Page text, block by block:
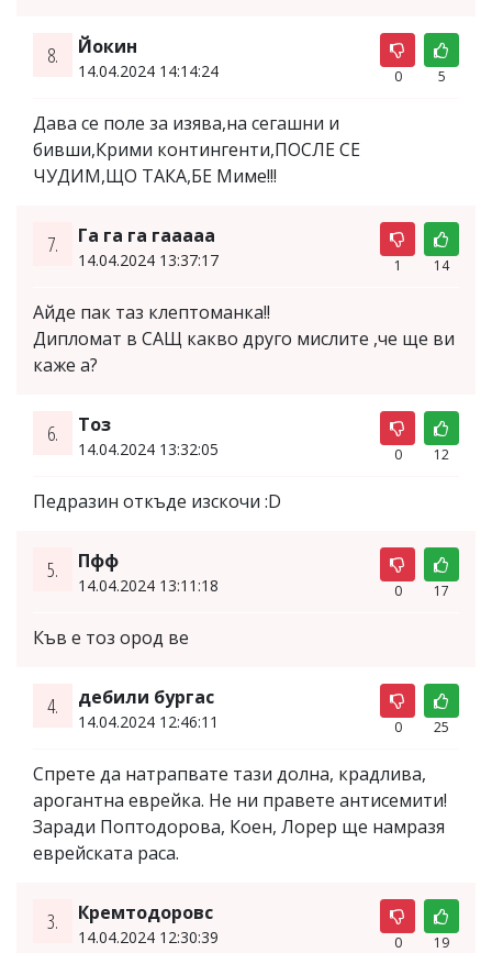
8. Йокин
14.04.2024 14:14:24 0 5
Дава се поле за изява,на сегашни и
бивши,Крими контингенти,ПОСЛЕ СЕ
ЧУДИМ,ЩО ТАКА,БЕ Миме!!!
7. Га га га гааааа
14.04.2024 13:37:17 1 14
Айде пак таз клептоманка!!
Дипломат в САЩ какво друго мислите ,че ще ви
каже а?
6. Тоз
14.04.2024 13:32:05 0 12
Педразин откъде изскочи :D
5. Пфф
14.04.2024 13:11:18 0 17
Къв е тоз ород ве
4. дебили бургас
14.04.2024 12:46:11 0 25
Спрете да натрапвате тази долна, крадлива,
арогантна еврейка. Не ни правете антисемити!
Заради Поптодорова, Коен, Лорер ще намразя
еврейската раса.
3. Кремтодоровс
14.04.2024 12:30:39 0 19